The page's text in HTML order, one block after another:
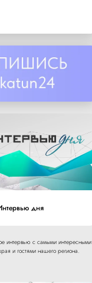
дня
интервью с самыми интересными
и гостями нашего региона.